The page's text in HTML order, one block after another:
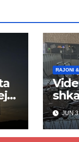
RAJONI
JUN